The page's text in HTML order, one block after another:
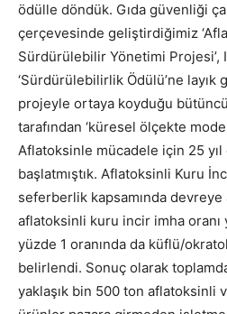
ödülle döndük. Gıda güvenliği
çerçevesinde geliştirdiğimiz
Sürdürülebilir Yönetimi Projesi’,
‘Sürdürülebilirlik Ödülü’ne layık
projeyle ortaya koyduğu
tarafından ‘küresel ölçekte
Aflatoksinle mücadele için 25
başlatmıştık. Aflatoksinli Kuru
seferberlik kapsamında devreye
aflatoksinli kuru incir imha oranı
yüzde 1 oranında da küflü/
belirlendi. Sonuç olarak
yaklaşık bin 500 ton aflatoksinli